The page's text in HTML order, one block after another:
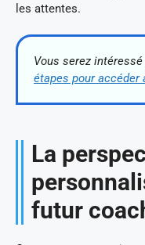
les attentes.
Vous serez intéressé
étapes pour accéder
La
futur